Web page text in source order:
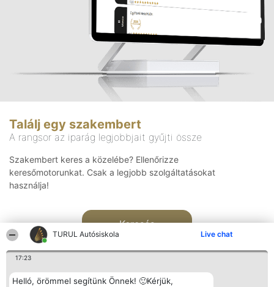
TURUL Autósiskola Live chat
17:23
Helló, örömmel segítünk Önnek! 🙂Kérjük,
Találj egy szakembert
A rangsor az iparág legjobbjait gyűjti össze
Szakembert keres a közelébe? Ellenőrizze
keresőmotorunkat. Csak a legjobb szolgáltatásokat
használja!
Keresés